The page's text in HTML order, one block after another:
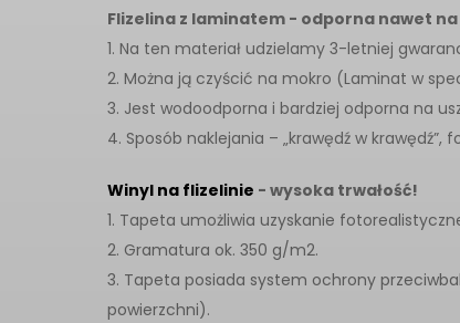
Flizelina z laminatem - odporna nawet
1. Na ten materiał udzielamy 3-letniej
2. Można ją czyścić na mokro (Laminat w
3. Jest wodoodporna i bardziej odporna na
4. Sposób naklejania – „krawędź w
Winyl na flizelinie - wysoka trwałość!
1. Tapeta umożliwia uzyskanie
2. Gramatura ok. 350 g/m2.
3. Tapeta posiada system ochrony
powierzchni).